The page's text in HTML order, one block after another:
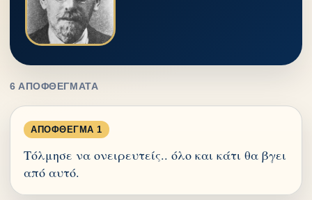
6 ΑΠΟΦΘΈΓΜΑΤΑ
ΑΠΌΦΘΕΓΜΑ 1
Τόλμησε να ονειρευτείς.. όλο και κάτι θα βγει
από αυτό.